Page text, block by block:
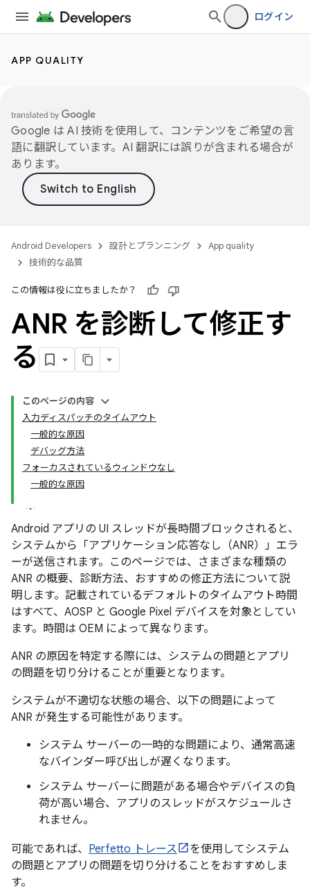
ログイン
APP QUALITY
Google は AI 技術を使用して、コンテンツをご希望の言
語に翻訳しています。AI 翻訳には誤りが含まれる場合が
あります。
Android Developers 設計とプランニング
App quality
技術的な品質
この情報は役に立ちましたか？
ANR を診断して修正す
る
このページの内容
入力ディスパッチのタイムアウト
一般的な原因
デバッグ方法
フォーカスされているウィンドウなし
一般的な原因
Android アプリの UI スレッドが長時間ブロックされると、
システムから「アプリケーション応答なし（ANR）」エラ
ーが送信されます。このページでは、さまざまな種類の
ANR の概要、診断方法、おすすめの修正方法について説
明します。記載されているデフォルトのタイムアウト時間
はすべて、AOSP と Google Pixel デバイスを対象としてい
ます。時間は OEM によって異なります。
ANR の原因を特定する際には、システムの問題とアプリ
の問題を切り分けることが重要となります。
システムが不適切な状態の場合、以下の問題によって
ANR が発生する可能性があります。
システム サーバーの一時的な問題により、通常高速
なバインダー呼び出しが遅くなります。
システム サーバーに問題がある場合やデバイスの負
荷が高い場合、アプリのスレッドがスケジュールさ
れません。
可能であれば、 Perfetto トレース
を使用してシステム
の問題とアプリの問題を切り分けることをおすすめしま
す。